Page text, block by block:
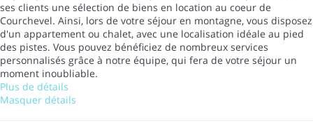
ses clients une sélection de biens en location au coeur de
Courchevel. Ainsi, lors de votre séjour en montagne, vous disposez
d'un appartement ou chalet, avec une localisation idéale au pied
des pistes. Vous pouvez bénéficiez de nombreux services
personnalisés grâce à notre équipe, qui fera de votre séjour un
moment inoubliable.
Plus de détails
Masquer détails